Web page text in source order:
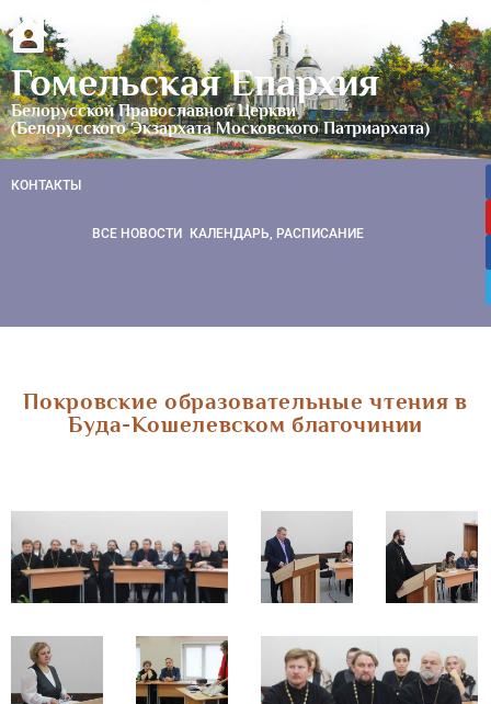
Гомельская Епархия
Белорусской Православной Церкви
(Белорусского Экзархата Московского Патриархата)
КОНТАКТЫ
ВСЕ НОВОСТИ КАЛЕНДАРЬ, РАСПИСАНИЕ
Покровские образовательные чтения в
Буда-Кошелевском благочинии